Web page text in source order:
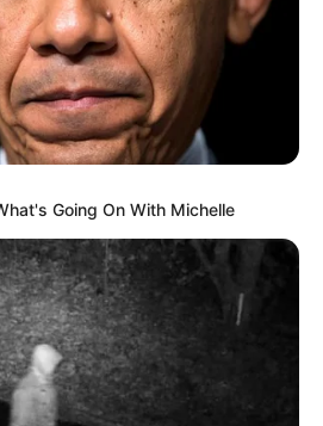
Going On With Michelle